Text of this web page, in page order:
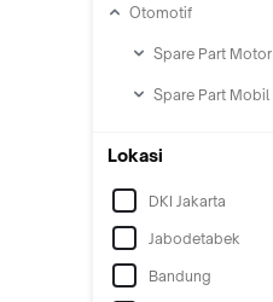
Otomotif
Spare Part Motor
Spare Part Mobil
Lokasi
DKI Jakarta
Jabodetabek
Bandung